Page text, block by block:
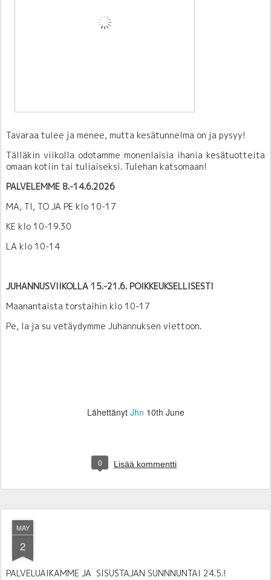
Tavaraa tulee ja menee, mutta kesätunnelma on ja pysyy!
Tälläkin viikolla odotamme monenlaisia ihania kesätuotteita
omaan kotiin tai tuliaiseksi. Tulehan katsomaan!
PALVELEMME 8.-14.6.2026
MA, TI, TO JA PE klo 10-17
KE klo 10-19.30
LA klo 10-14
JUHANNUSVIIKOLLA 15.-21.6. POIKKEUKSELLISESTI
Maanantaista torstaihin klo 10-17
Pe, la ja su vetäydymme Juhannuksen viettoon.
Lähettänyt Jhn 10th June
0 Lisää kommentti
MAY
2
PALVELUAIKAMME JA SISUSTAJAN SUNNNUNTAI 24.5.!